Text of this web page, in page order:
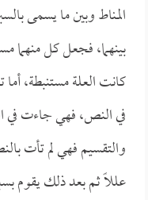
المناط وبين ما يسمى
بينهما، فجعل كل منهما
كانت العلة مستنبطة،
في النص، فهي جاءت في
والتقسيم فهي لم تأت
عللاً ثم بعد ذلك يقوم